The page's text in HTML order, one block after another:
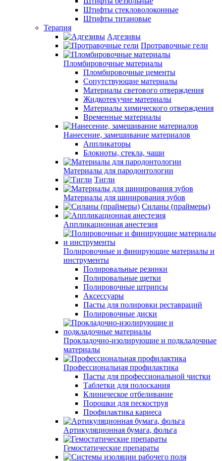
Штифты стекловолоконные
Штифты титановые
Терапия
Адгезивы
Протравочные гели
Пломбировочные материалы
Пломбировочные цементы
Сопутствующие материалы
Материалы светового отверждения
Жидкотекучие материалы
Материалы химического отверждения
Временные материалы
Нанесение, замешивание материалов
Аппликаторы
Блокноты, стекла, чаши
Материалы для пародонтологии
Тигли
Материалы для шинирования зубов
Силаны (праймеры)
Аппликационная анестезия
Полировочные и финирующие материалы и
инструменты
Полировальные резинки
Полировальные щетки
Полировочные штрипсы
Аксессуары
Пасты для полировки реставраций
Полировочные диски
Прокладочно-изолирующие и подкладочные
материалы
Профессиональная профилактика
Пасты для профессиональной чистки
Таблетки для полоскания
Клиническое отбеливание
Порошки для пескоструя
Профилактика кариеса
Артикуляционная бумага, фольга
Гемостатические препараты